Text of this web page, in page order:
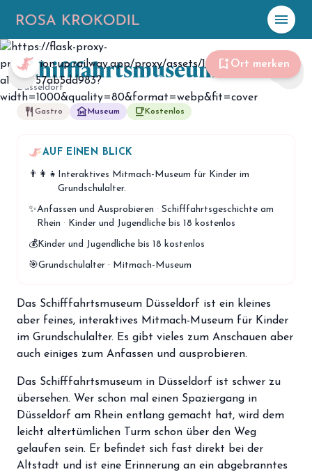
menu
☀️ Heute
Plane mit Kroki
celebration Events NEU
hiking Abenteuer
hotel Unterkünfte
menu_book Guides
map
storefront Shop
loyalty Mitgliedschaft
handshake Partnerschaft
groups Entdecker Crew
login Anmelden / Registrieren
chevron_left chevron_right
bookmark_add Ort merken
Foto: Andrea Teichmann
Schifffahrtsmuseum
Düsseldorf
restaurant Gastro museum Museum free_breakfast Kostenlos
share
AUF EINEN BLICK
👨‍👩‍👧 Interaktives Mitmach-Museum für Kinder im
Grundschulalter.
✨Anfassen und Ausprobieren · Schifffahrtsgeschichte am
Rhein · Kinder und Jugendliche bis 18 kostenlos
💰Kinder und Jugendliche bis 18 kostenlos
🎯Grundschulalter · Mitmach-Museum
Das Schifffahrtsmuseum Düsseldorf ist ein kleines
aber feines, interaktives Mitmach-Museum für Kinder
im Grundschulalter. Es gibt vieles zum Anschauen aber
auch einiges zum Anfassen und ausprobieren.
Das Schifffahrtsmuseum in Düsseldorf ist schwer zu
übersehen. Wer schon mal einen Spaziergang in
Düsseldorf am Rhein entlang gemacht hat, wird dem
leicht altertümlichen Turm schon über den Weg
gelaufen sein. Er befindet sich fast direkt bei der
Altstadt und ist eine Erinnerung an ein abgebranntes